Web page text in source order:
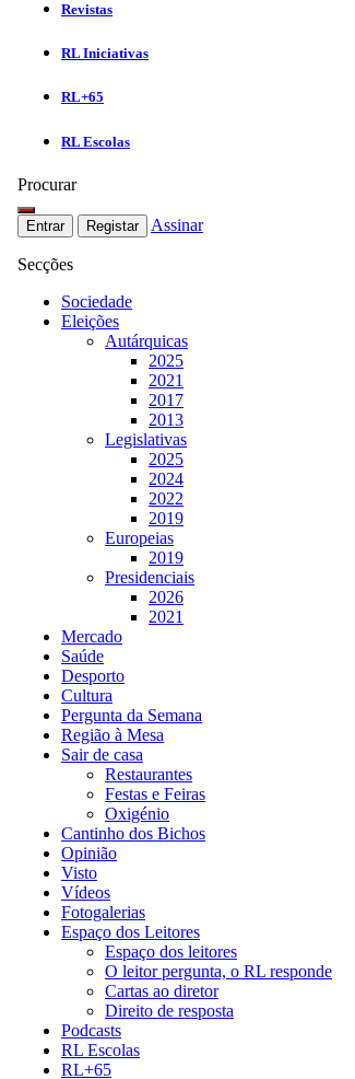
Revistas
RL Iniciativas
RL+65
RL Escolas
Procurar
Entrar Registar Assinar
Secções
Sociedade
Eleições
Autárquicas
2025
2021
2017
2013
Legislativas
2025
2024
2022
2019
Europeias
2019
Presidenciais
2026
2021
Mercado
Saúde
Desporto
Cultura
Pergunta da Semana
Região à Mesa
Sair de casa
Restaurantes
Festas e Feiras
Oxigénio
Cantinho dos Bichos
Opinião
Visto
Vídeos
Fotogalerias
Espaço dos Leitores
Espaço dos leitores
O leitor pergunta, o RL responde
Cartas ao diretor
Direito de resposta
Podcasts
RL Escolas
RL+65